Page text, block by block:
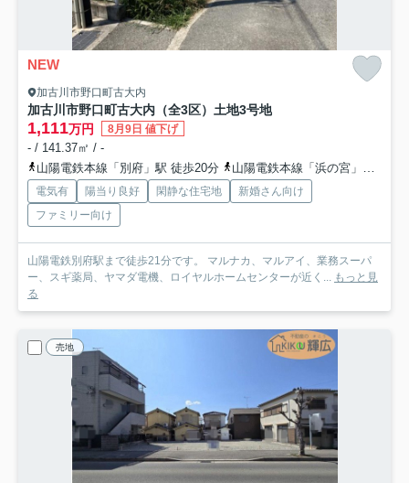
NEW
加古川市野口町古大内
加古川市野口町古大内（全3区）土地3号地
1,111万円 8月9日 値下げ
- / 141.37㎡ / -
山陽電鉄本線「別府」駅 徒歩20分
山陽電鉄本線「浜の宮」駅 徒歩32分
電気有 陽当り良好 閑静な住宅地
新婚さん向け
ファミリー向け
山陽電鉄別府駅まで徒歩21分です。 マルナカ、マルアイ、業務スーパ
ー、スギ薬局、ヤマダ電機、ロイヤルホームセンターが近く... もっと見
る
売地